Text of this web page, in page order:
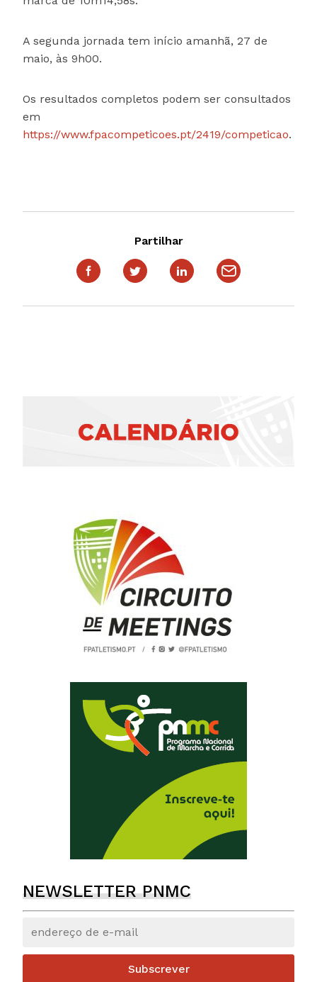
A segunda jornada tem início amanhã, 27 de
maio, às 9h00.
Os resultados completos podem ser consultados
em
https://www.fpacompeticoes.pt/2419/competicao.
Partilhar
NEWSLETTER PNMC
Subscrever